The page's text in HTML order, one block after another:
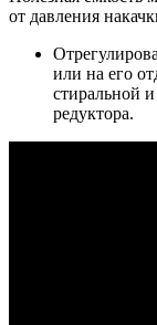
от давления
или на его
стиральной
редуктора.